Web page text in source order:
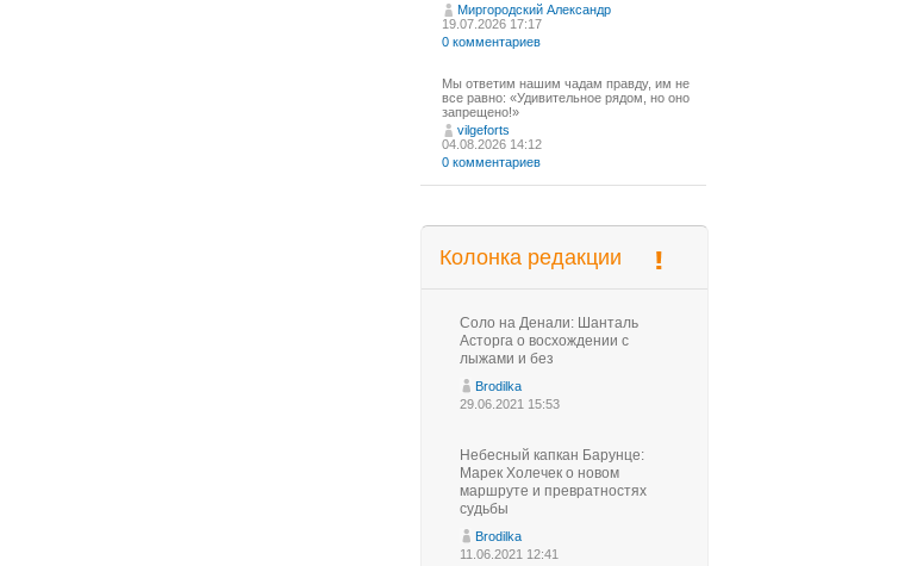
Миргородский Александр
19.07.2026 17:17
0 комментариев
Мы ответим нашим чадам правду, им не
все равно: «Удивительное рядом, но оно
запрещено!»
vilgeforts
04.08.2026 14:12
0 комментариев
Колонка редакции
Соло на Денали: Шанталь
Асторга о восхождении с
лыжами и без
Brodilka
29.06.2021 15:53
Небесный капкан Барунце:
Марек Холечек о новом
маршруте и превратностях
судьбы
Brodilka
11.06.2021 12:41